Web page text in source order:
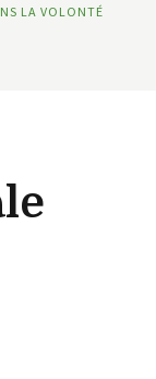
LA VOLONTÉ